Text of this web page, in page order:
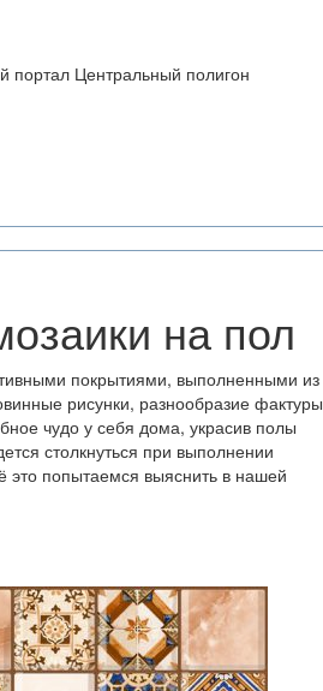
портал Центральный полигон
на пол
покрытиями, выполненными из
рисунки, разнообразие фактуры
чудо у себя дома, украсив полы
столкнуться при выполнении
это попытаемся выяснить в нашей